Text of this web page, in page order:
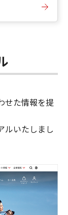
せた情報を提
ルいたしまし